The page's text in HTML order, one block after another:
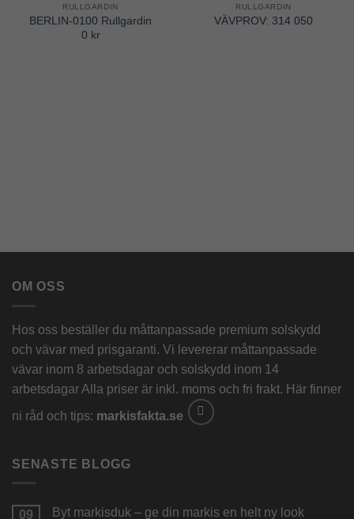
Wishlist
RULLGARDIN
BERLIN-0100 Rullgardin
0 kr
Wishlist
RULLGARDIN
VÄVPROV: 314 050
OM OSS
Hos oss beställer du måttanpassade premium solskydd
och vävar med prisgaranti. Vi levererar måttanpassade
vävar inom 8 arbetsdagar och solskydd inom 14
arbetsdagar Alla priser är inkl. moms och fri frakt. Här finner
ni råd och tips: markisfakta.se
SENASTE BLOGG
09 Byt markisduk – ge din markis en helt ny look